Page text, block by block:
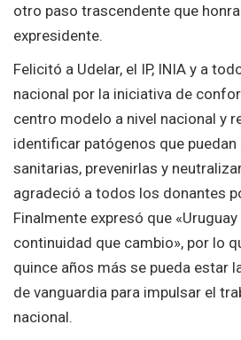
otro paso trascendente que
expresidente.
Felicitó a Udelar, el IP, INIA y a
nacional por la iniciativa de
centro modelo a nivel nacional y
identificar patógenos que
sanitarias, prevenirlas y
agradeció a todos los donantes
Finalmente expresó que
continuidad que cambio», por lo
quince años más se pueda estar
de vanguardia para impulsar el
nacional.